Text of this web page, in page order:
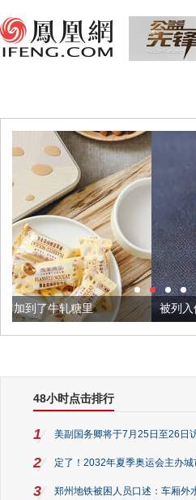
被列入佛家七宝的它到底有
48小时点击排行
1 美副国务卿将于7月25日至26日
2 定了！2032年夏季奥运会主办
3 郑州地铁被困人员口述：车厢外